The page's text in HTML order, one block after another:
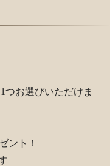
つお選びいただけま
ント！